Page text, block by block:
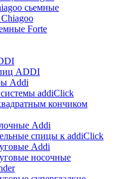
сьемные
Forte
ADDI
Addi
addiClick
кончиком
Addi
спицы к addiClick
Addi
носочные